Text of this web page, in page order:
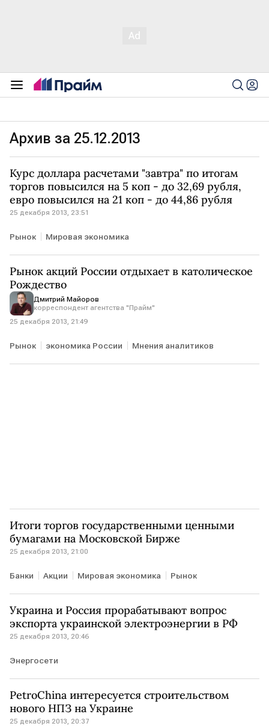
Архив за 25.12.2013
Курс доллара расчетами "завтра" по итогам
торгов повысился на 5 коп - до 32,69 рубля,
евро повысился на 21 коп - до 44,86 рубля
25 декабря 2013, 23:51
Рынок Мировая экономика
Рынок акций России отдыхает в католическое
Рождество
Дмитрий Майоров
корреспондент агентства "Прайм"
25 декабря 2013, 21:49
Рынок экономика России Мнения аналитиков
Итоги торгов государственными ценными
бумагами на Московской Бирже
25 декабря 2013, 21:00
Банки Акции Мировая экономика Рынок
Украина и Россия прорабатывают вопрос
экспорта украинской электроэнергии в РФ
25 декабря 2013, 20:46
Энергосети
PetroChina интересуется строительством
нового НПЗ на Украине
25 декабря 2013, 20:37